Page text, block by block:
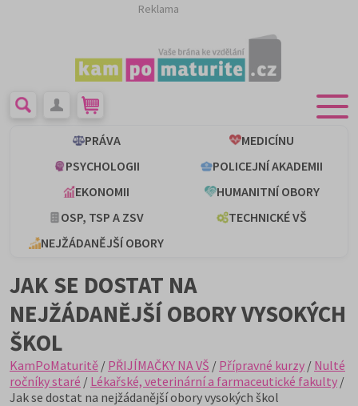
Reklama
PRÁVA
MEDICÍNU
PSYCHOLOGII
POLICEJNÍ AKADEMII
EKONOMII
HUMANITNÍ OBORY
OSP, TSP A ZSV
TECHNICKÉ VŠ
NEJŽÁDANĚJŠÍ OBORY
JAK SE DOSTAT NA
NEJŽÁDANĚJŠÍ OBORY VYSOKÝCH
ŠKOL
KamPoMaturitě / PŘIJÍMAČKY NA VŠ / Přípravné kurzy / Nulté
ročníky staré / Lékařské, veterinární a farmaceutické fakulty /
Jak se dostat na nejžádanější obory vysokých škol